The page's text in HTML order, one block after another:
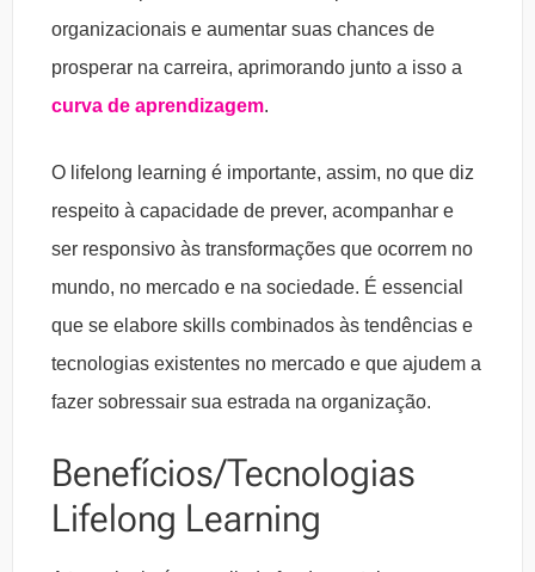
organizacionais e aumentar suas chances de
prosperar na carreira, aprimorando junto a isso a
curva de aprendizagem.
O lifelong learning é importante, assim, no que diz
respeito à capacidade de prever, acompanhar e
ser responsivo às transformações que ocorrem no
mundo, no mercado e na sociedade. É essencial
que se elabore skills combinados às tendências e
tecnologias existentes no mercado e que ajudem a
fazer sobressair sua estrada na organização.
Benefícios/Tecnologias
Lifelong Learning